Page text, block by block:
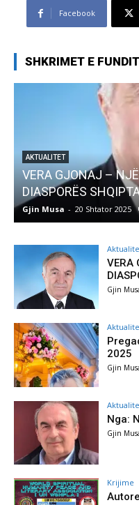
Facebook
SHKRIMET E FUNDIT
AKTUALITET
Gjin Musa -
VERA
Gjin
2025
Gjin
Nga:
Gjin
Krijime